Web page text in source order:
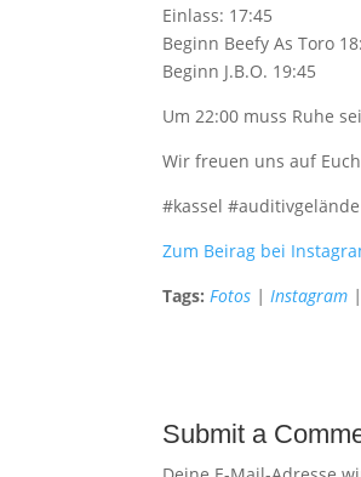
Einlass: 17:45
Beginn Beefy As Toro
Beginn J.B.O. 19:45
Um 22:00 muss Ruhe
Wir freuen uns auf
#kassel
Zum Beirag bei
Tags: Fotos | Instagram
Submit a